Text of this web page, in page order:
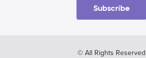
Subscribe
© All Rights Reserved